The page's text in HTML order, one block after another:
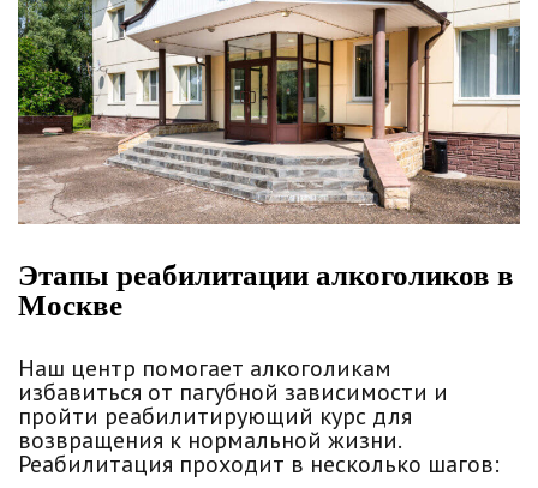
Этапы реабилитации алкоголиков в
Москве
Наш центр помогает алкоголикам
избавиться от пагубной зависимости и
пройти реабилитирующий курс для
возвращения к нормальной жизни.
Реабилитация проходит в несколько шагов: